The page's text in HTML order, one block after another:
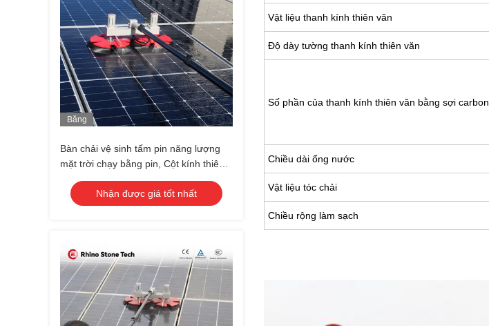
Băng
Bàn chải vệ sinh tấm pin năng lượng
mặt trời chạy bằng pin, Cột kính thiên
văn dẫn nước, Máy vệ sinh năng lượng
mặt trời
Nhận được giá tốt nhất
Vật liệu thanh kính thiên văn
Độ dày tường thanh kính thiên văn
Số phần của thanh kính thiên văn bằng sợi carbon
Chiều dài ống nước
Vật liệu tóc chải
Chiều rộng làm sạch